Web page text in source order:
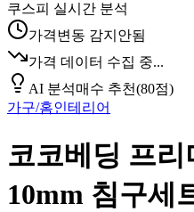
쿠스피 실시간 분석
가격변동 감지안됨
가격 데이터 수집 중...
AI 분석매수 추천(80점)
가구/홈인테리어
코코베딩 프
10mm 침구세